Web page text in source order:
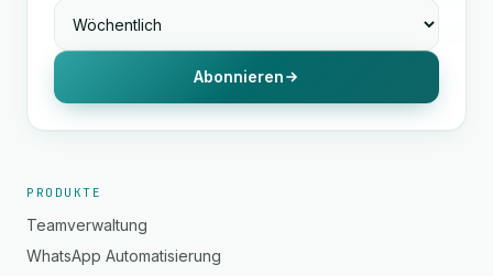
Abonnieren
PRODUKTE
Teamverwaltung
WhatsApp Automatisierung